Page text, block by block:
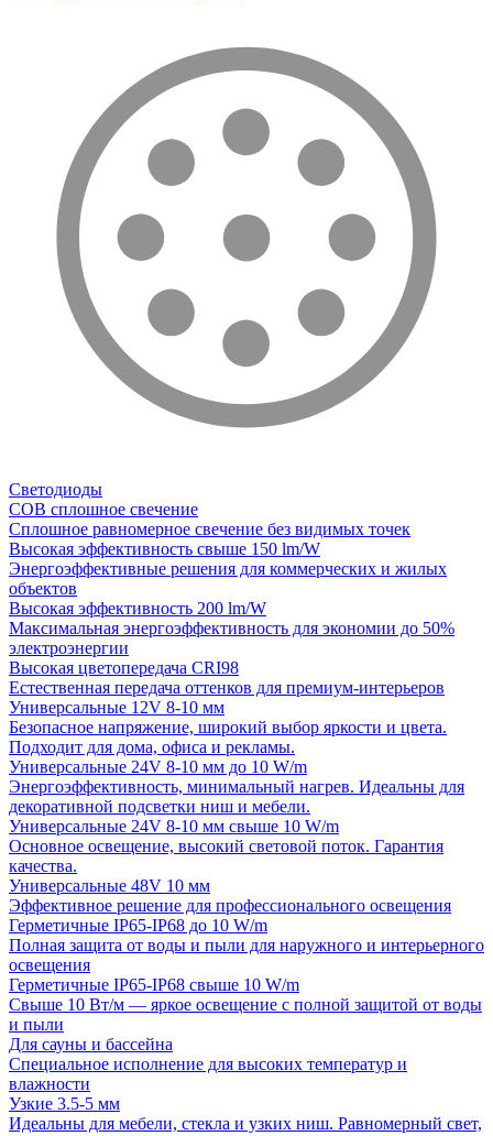
Светодиоды
COB сплошное свечение
Сплошное равномерное свечение без видимых точек
Высокая эффективность свыше 150 lm/W
Энергоэффективные решения для коммерческих и жилых
объектов
Высокая эффективность 200 lm/W
Максимальная энергоэффективность для экономии до 50%
электроэнергии
Высокая цветопередача CRI98
Естественная передача оттенков для премиум-интерьеров
Универсальные 12V 8-10 мм
Безопасное напряжение, широкий выбор яркости и цвета.
Подходит для дома, офиса и рекламы.
Универсальные 24V 8-10 мм до 10 W/m
Энергоэффективность, минимальный нагрев. Идеальны для
декоративной подсветки ниш и мебели.
Универсальные 24V 8-10 мм свыше 10 W/m
Основное освещение, высокий световой поток. Гарантия
качества.
Универсальные 48V 10 мм
Эффективное решение для профессионального освещения
Герметичные IP65-IP68 до 10 W/m
Полная защита от воды и пыли для наружного и интерьерного
освещения
Герметичные IP65-IP68 свыше 10 W/m
Свыше 10 Вт/м — яркое освещение с полной защитой от воды
и пыли
Для сауны и бассейна
Специальное исполнение для высоких температур и
влажности
Узкие 3.5-5 мм
Идеальны для мебели, стекла и узких ниш. Равномерный свет,